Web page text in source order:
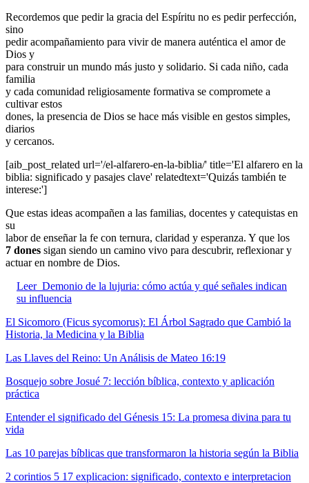
Recordemos que pedir la gracia del Espíritu no es pedir perfección,
sino
pedir acompañamiento para vivir de manera auténtica el amor de
Dios y
para construir un mundo más justo y solidario. Si cada niño, cada
familia
y cada comunidad religiosamente formativa se compromete a
cultivar estos
dones, la presencia de Dios se hace más visible en gestos simples,
diarios
y cercanos.
[aib_post_related url='/el-alfarero-en-la-biblia/' title='El alfarero en la
biblia: significado y pasajes clave' relatedtext='Quizás también te
interese:']
Que estas ideas acompañen a las familias, docentes y catequistas en
su
labor de enseñar la fe con ternura, claridad y esperanza. Y que los
7 dones sigan siendo un camino vivo para descubrir, reflexionar y
actuar en nombre de Dios.
Leer Demonio de la lujuria: cómo actúa y qué señales indican
su influencia
El Sicomoro (Ficus sycomorus): El Árbol Sagrado que Cambió la
Historia, la Medicina y la Biblia
Las Llaves del Reino: Un Análisis de Mateo 16:19
Bosquejo sobre Josué 7: lección bíblica, contexto y aplicación
práctica
Entender el significado del Génesis 15: La promesa divina para tu
vida
Las 10 parejas bíblicas que transformaron la historia según la Biblia
2 corintios 5 17 explicacion: significado, contexto e interpretacion